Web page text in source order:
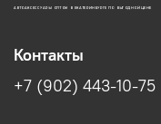
АВТОАКСЕССУАРЫ ОПТОМ В ЕКАТЕРИНБУРГЕ ПО ВЫГОДНОЙ ЦЕНЕ
Контакты
+7 (902) 443-10-75